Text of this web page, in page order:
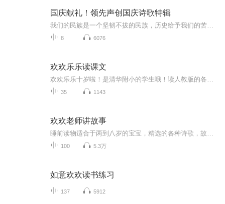
国庆献礼！领先声创国庆诗歌特辑
8 6076
欢欢乐乐读课文
35 1143
欢欢老师讲故事
100 5.3万
如意欢欢读书练习
137 5912